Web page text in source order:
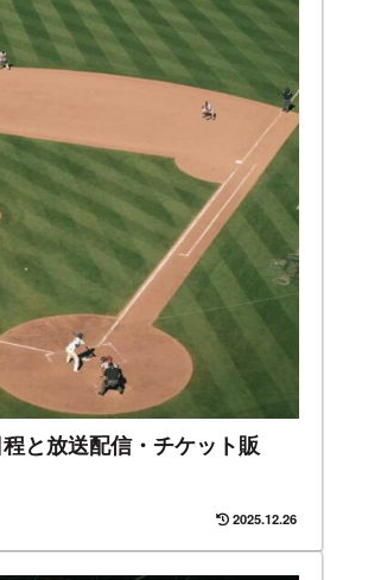
と放送配信・チケット販
2025.12.26